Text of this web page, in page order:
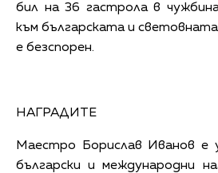
бил на 36 гастрола в
към българската и
е безспорен.
НАГРАДИТЕ
Маестро Борислав Иванов е
български и международни